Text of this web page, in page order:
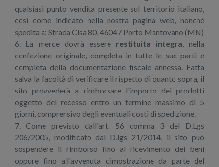
qualsiasi punto vendita presente sul territorio italiano,
così come indicato nella nostra pagina web, nonché
spedita a: Strada Cisa 80, 46047 Porto Mantovano (MN)
6. La merce dovrà essere restituita integra, nella
confezione originale, completa in tutte le sue parti e
completa della documentazione fiscale annessa. Fatta
salva la facoltà di verificare il rispetto di quanto sopra, il
sito provvederà a rimborsare l'importo dei prodotti
oggetto del recesso entro un termine massimo di 5
giorni, comprensivo degli eventuali costi di spedizione.
7. Come previsto dall'art. 56 comma 3 del D.Lgs
206/2005, modificato dal D.lgs 21/2014, il sito può
sospendere il rimborso fino al ricevimento dei beni
oppure fino all'avvenuta dimostrazione da parte del